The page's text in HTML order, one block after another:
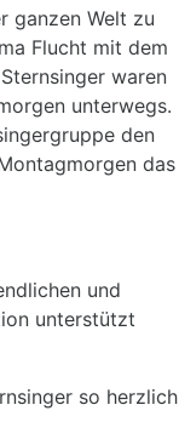
ganzen Welt zu
Flucht mit dem
waren
unterwegs.
den
das
und
unterstützt
so herzlich